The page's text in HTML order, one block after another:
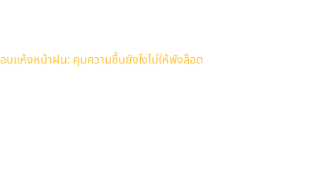
อบแห้งหน้าฝน: คุมความชื้นยังไงไม่ให้พังล็อต